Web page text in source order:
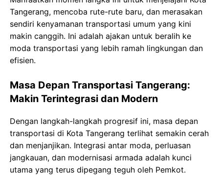
Tangerang, mencoba rute-rute baru, dan merasakan
sendiri kenyamanan transportasi umum yang kini
makin canggih. Ini adalah ajakan untuk beralih ke
moda transportasi yang lebih ramah lingkungan dan
efisien.
Masa Depan Transportasi Tangerang:
Makin Terintegrasi dan Modern
Dengan langkah-langkah progresif ini, masa depan
transportasi di Kota Tangerang terlihat semakin cerah
dan menjanjikan. Integrasi antar moda, perluasan
jangkauan, dan modernisasi armada adalah kunci
utama yang terus dipegang teguh oleh Pemkot.